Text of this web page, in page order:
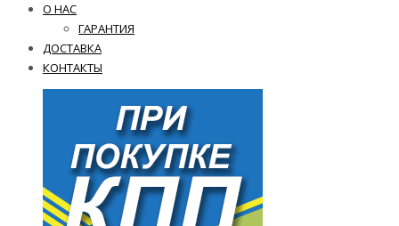
О НАС
ГАРАНТИЯ
ДОСТАВКА
КОНТАКТЫ